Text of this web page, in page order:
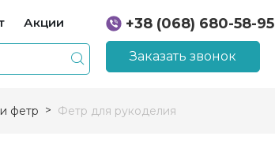
Акции
+38 (068) 680-58-95
+38 (066) 207-14-90
Заказать звонок
фетр Фетр для рукоделия